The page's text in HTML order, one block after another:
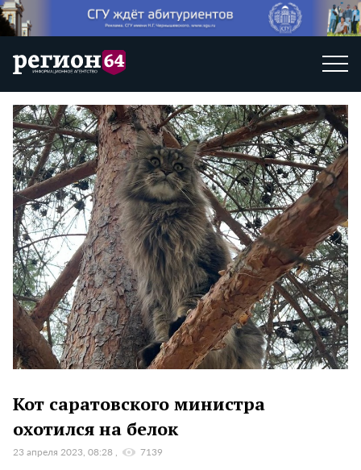
Кот саратовского министра
охотился на белок
23 апреля 2023, 08:28 7139